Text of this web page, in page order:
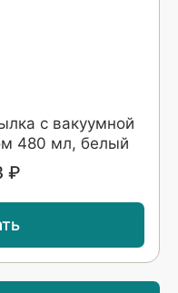
с вакуумной
480 мл, белый
₽